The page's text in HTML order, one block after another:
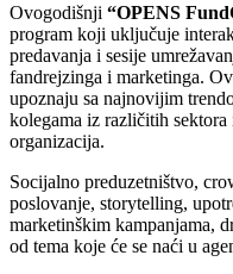
Ovogodišnji “OPENS
program koji uključuje
predavanja i sesije
fandrejzinga i marketinga.
upoznaju sa najnovijim
kolegama iz različitih
organizacija.
Socijalno preduzetništvo,
poslovanje, storytelling,
marketinškim kampanjama,
od tema koje će se naći u